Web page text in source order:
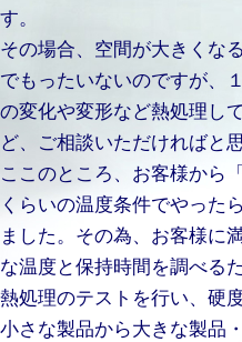
す。
その場合、空間が大きくな
でもったいないのですが、
の変化や変形など熱処理し
ど、ご相談いただければと
ここのところ、お客様から
くらいの温度条件でやった
ました。その為、お客様に
な温度と保持時間を調べる
熱処理のテストを行い、硬
小さな製品から大きな製品